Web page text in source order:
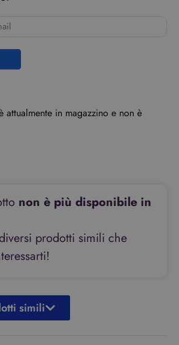
attualmente in magazzino e non è
non è più disponibile in
prodotti simili che
simili